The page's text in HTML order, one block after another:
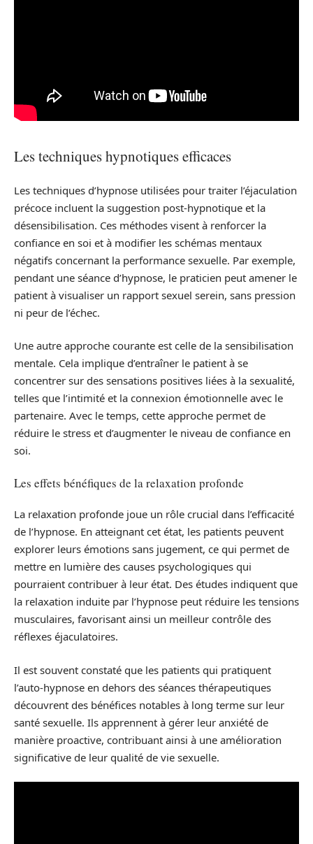
Les techniques hypnotiques efficaces
Les techniques d’hypnose utilisées pour traiter l’éjaculation
précoce incluent la suggestion post-hypnotique et la
désensibilisation. Ces méthodes visent à renforcer la
confiance en soi et à modifier les schémas mentaux
négatifs concernant la performance sexuelle. Par exemple,
pendant une séance d’hypnose, le praticien peut amener le
patient à visualiser un rapport sexuel serein, sans pression
ni peur de l’échec.
Une autre approche courante est celle de la sensibilisation
mentale. Cela implique d’entraîner le patient à se
concentrer sur des sensations positives liées à la sexualité,
telles que l’intimité et la connexion émotionnelle avec le
partenaire. Avec le temps, cette approche permet de
réduire le stress et d’augmenter le niveau de confiance en
soi.
Les effets bénéfiques de la relaxation profonde
La relaxation profonde joue un rôle crucial dans l’efficacité
de l’hypnose. En atteignant cet état, les patients peuvent
explorer leurs émotions sans jugement, ce qui permet de
mettre en lumière des causes psychologiques qui
pourraient contribuer à leur état. Des études indiquent que
la relaxation induite par l’hypnose peut réduire les tensions
musculaires, favorisant ainsi un meilleur contrôle des
réflexes éjaculatoires.
Il est souvent constaté que les patients qui pratiquent
l’auto-hypnose en dehors des séances thérapeutiques
découvrent des bénéfices notables à long terme sur leur
santé sexuelle. Ils apprennent à gérer leur anxiété de
manière proactive, contribuant ainsi à une amélioration
significative de leur qualité de vie sexuelle.